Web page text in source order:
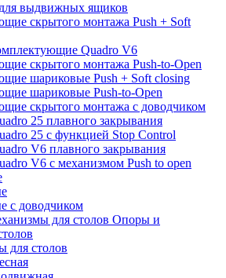
выдвижных ящиков
скрытого монтажа Push + Soft
Quadro V6
скрытого монтажа Push-to-Open
шариковые Push + Soft closing
шариковые Push-to-Open
скрытого монтажа с доводчиком
25 плавного закрывания
25 с функцией Stop Control
V6 плавного закрывания
V6 с механизмом Push to open
с доводчиком
Опоры и
для столов